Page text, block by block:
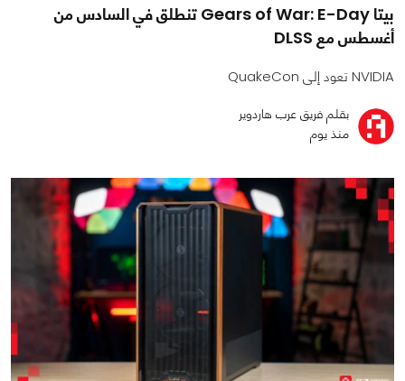
بيتا Gears of War: E-Day تنطلق في السادس من
أغسطس مع DLSS
NVIDIA تعود إلى QuakeCon
بقلم فريق عرب هاردوير
منذ يوم